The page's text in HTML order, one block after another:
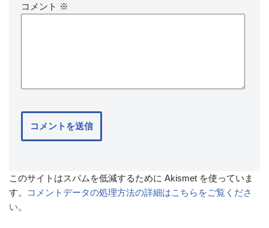
コメント ※
このサイトはスパムを低減するために Akismet を使っていま
す。
コメントデータの処理方法の詳細はこちらをご覧くださ
い。